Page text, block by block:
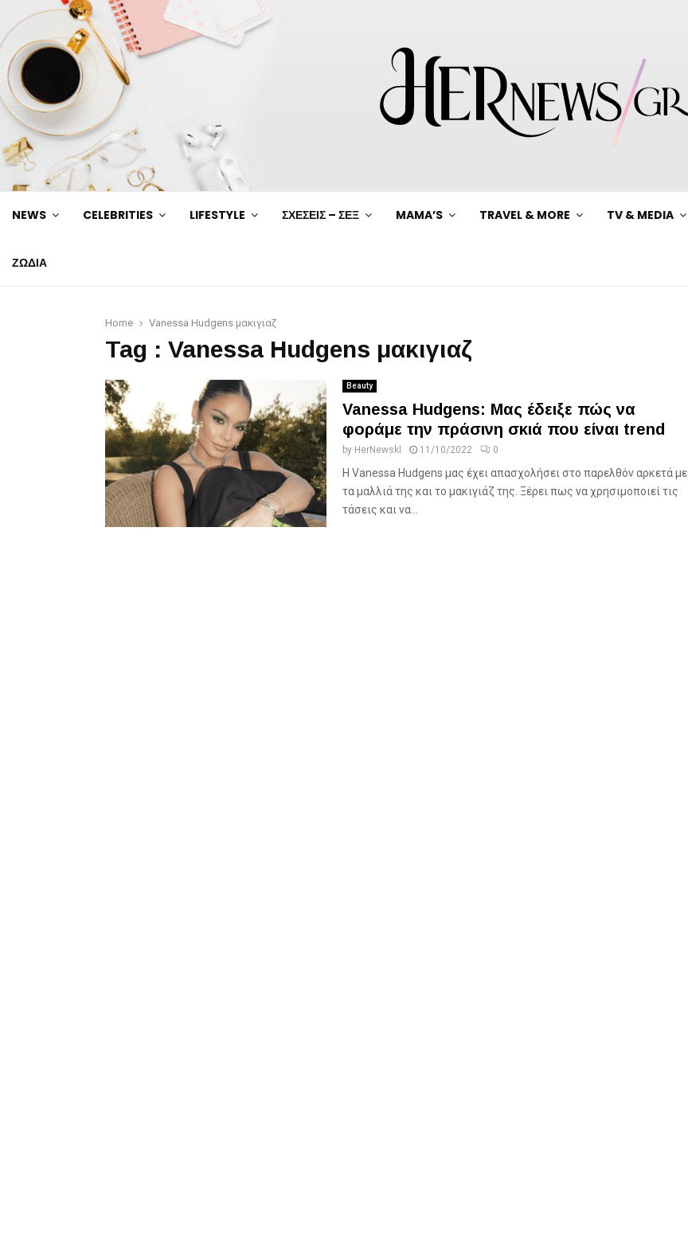
NEWS CELEBRITIES LIFESTYLE ΣΧΕΣΕΙΣ – ΣΕΞ MAMA’S TRAVEL & MORE TV & MEDIA
ΖΩΔΙΑ
Home Vanessa Hudgens μακιγιαζ
Tag : Vanessa Hudgens μακιγιαζ
Beauty
Vanessa Hudgens: Μας έδειξε πώς να
φοράμε την πράσινη σκιά που είναι trend
by HerNewskl 11/10/2022 0
Η Vanessa Hudgens μας έχει απασχολήσει στο παρελθόν αρκετά με
τα μαλλιά της και το μακιγιάζ της. Ξέρει πως να χρησιμοποιεί τις
τάσεις και να...